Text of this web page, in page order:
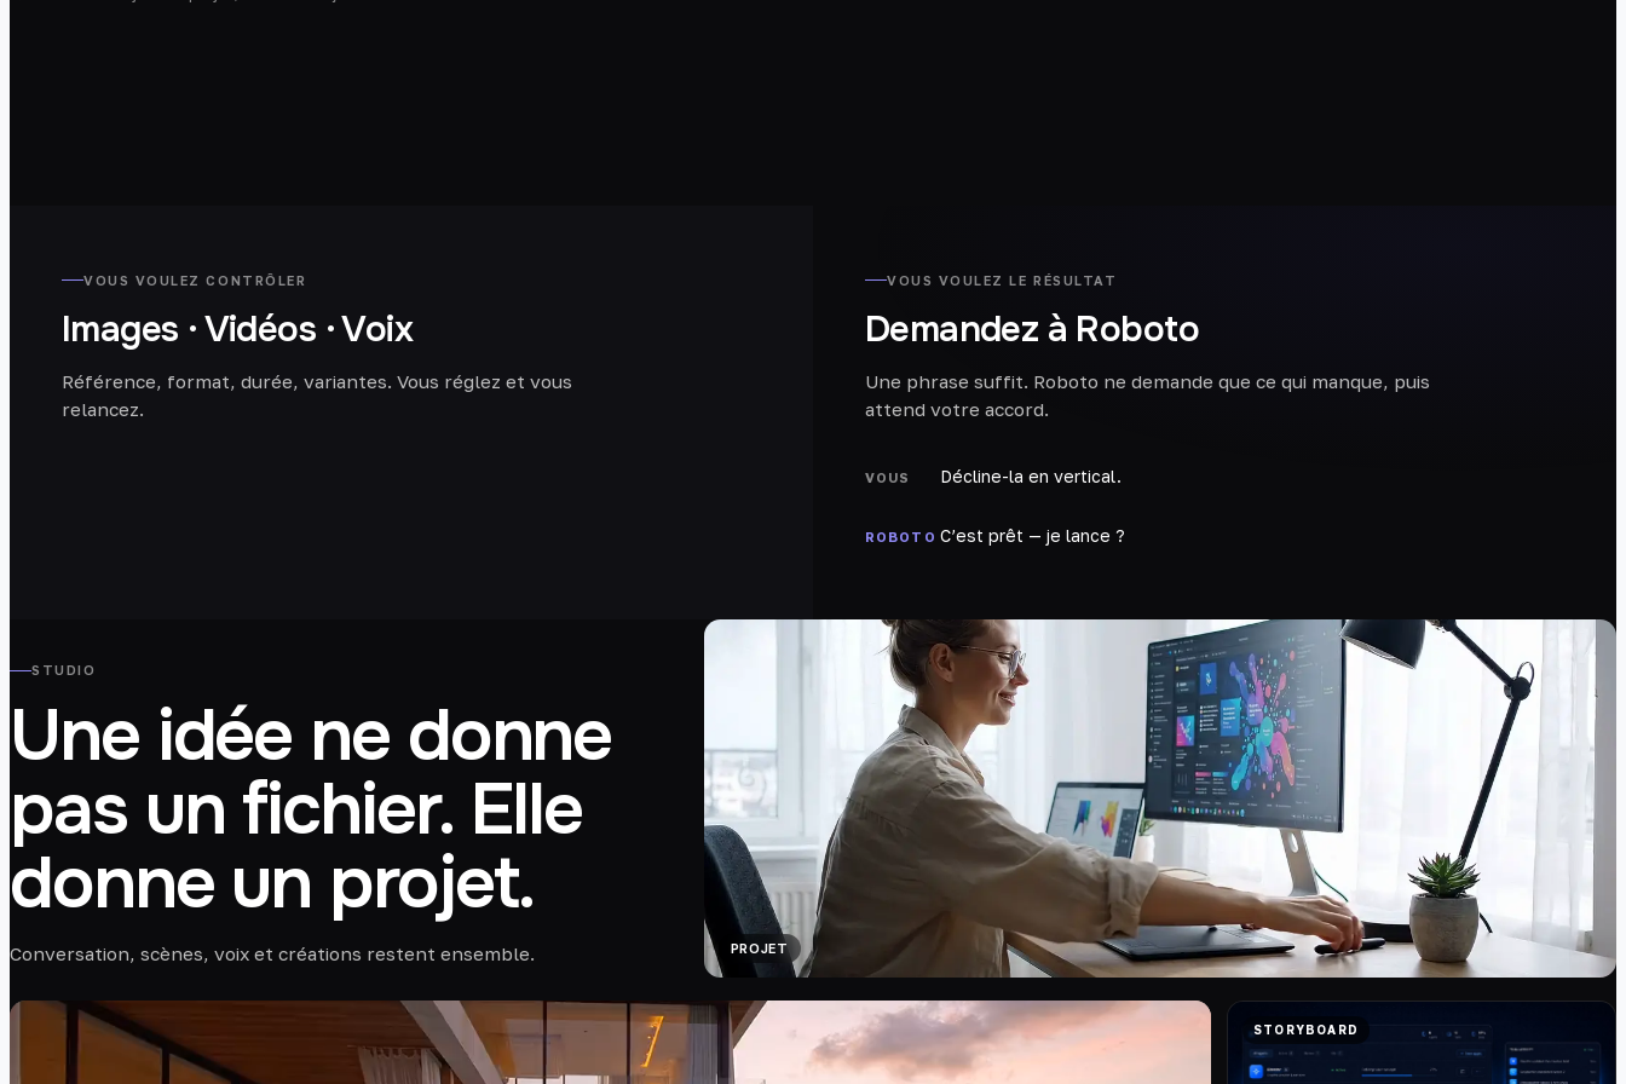
VOUS VOULEZ CONTRÔLER
Images · Vidéos · Voix
Référence, format, durée, variantes. Vous réglez et vous
relancez.
VOUS VOULEZ LE RÉSULTAT
Demandez à Roboto
Une phrase suffit. Roboto ne demande que ce qui manque, puis
attend votre accord.
VOUS Décline-la en vertical.
ROBOTO C’est prêt — je lance ?
STUDIO
Une idée ne donne
pas un fichier. Elle
donne un projet.
Conversation, scènes, voix et créations restent ensemble. PROJET
STORYBOARD